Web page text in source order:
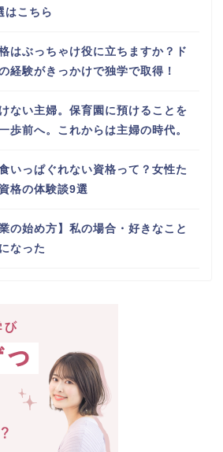
はこちら
はぶっちゃけ役に立ちますか？ド
経験がきっかけで独学で取得！
ない主婦。保育園に預けることを
歩前へ。これからは主婦の時代。
いっぱぐれない資格って？女性た
格の体験談9選
の始め方】私の場合・好きなこと
なった